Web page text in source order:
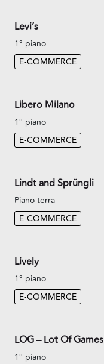
Levi’s
1° piano
E-COMMERCE
Libero Milano
1° piano
E-COMMERCE
Lindt and Sprüngli
Piano terra
E-COMMERCE
Lively
1° piano
E-COMMERCE
LOG – Lot Of Games
1° piano